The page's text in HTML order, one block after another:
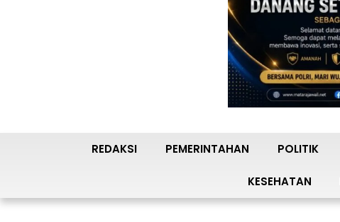
REDAKSI PEMERINTAHAN POLITIK
KESEHATAN